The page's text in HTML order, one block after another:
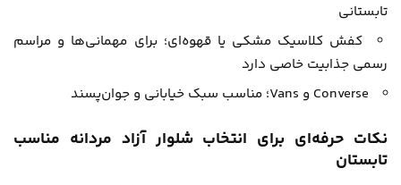
تابستانی
کفش کلاسیک مشکی یا قهوه‌ای؛ برای مهمانی‌ها و مراسم
رسمی جذابیت خاصی دارد
Converse و Vans؛ مناسب سبک خیابانی و جوان‌پسند
نکات حرفه‌ای برای انتخاب شلوار آزاد مردانه مناسب
تابستان